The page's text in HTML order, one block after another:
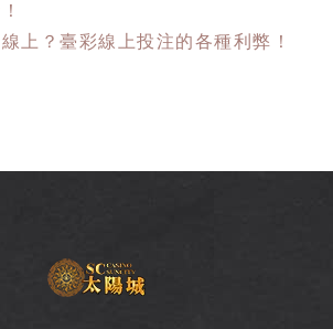
上？臺彩線上投注的各種利弊！